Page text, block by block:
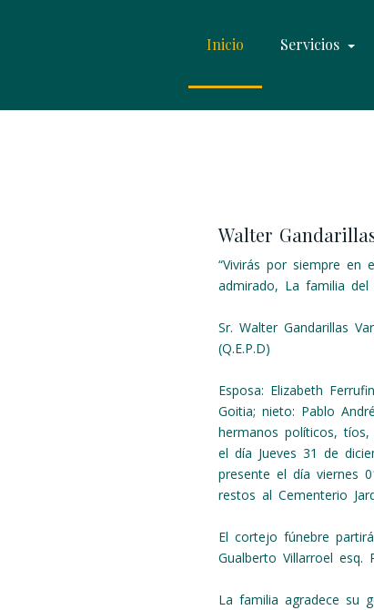
Inicio Servicios
Walter
“Vivirás por siempre
admirado, La familia
Sr. Walter Gandarillas
(Q.E.P.D)
Esposa: Elizabeth
Goitia; nieto: Pablo
hermanos políticos,
el día Jueves 31 de
presente el día viernes
restos al Cementerio
El cortejo fúnebre
Gualberto Villarroel esq.
La familia agradece su